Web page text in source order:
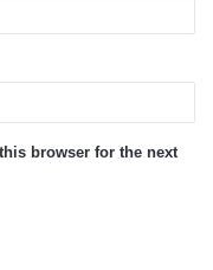
browser for the next